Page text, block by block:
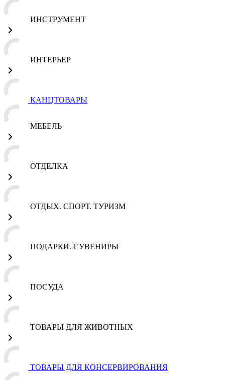
ИНСТРУМЕНТ
ИНТЕРЬЕР
КАНЦТОВАРЫ
МЕБЕЛЬ
ОТДЕЛКА
ОТДЫХ. СПОРТ. ТУРИЗМ
ПОДАРКИ. СУВЕНИРЫ
ПОСУДА
ТОВАРЫ ДЛЯ ЖИВОТНЫХ
ТОВАРЫ ДЛЯ КОНСЕРВИРОВАНИЯ